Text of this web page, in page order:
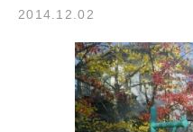
2014.12.02